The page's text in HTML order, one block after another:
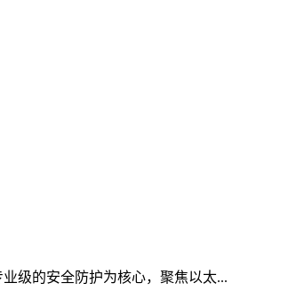
级的安全防护为核心，聚焦以太...